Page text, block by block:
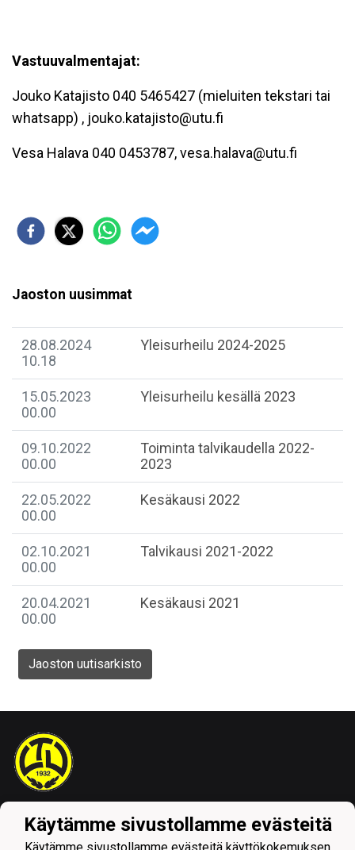
Vastuuvalmentajat:
Jouko Katajisto 040 5465427 (mieluiten tekstari tai
whatsapp) , jouko.katajisto@utu.fi
Vesa Halava 040 0453787, vesa.halava@utu.fi
Jaoston uusimmat
28.08.2024
10.18
Yleisurheilu 2024-2025
15.05.2023
00.00
Yleisurheilu kesällä 2023
09.10.2022
00.00
Toiminta talvikaudella 2022-
2023
22.05.2022
00.00
Kesäkausi 2022
02.10.2021
00.00
Talvikausi 2021-2022
20.04.2021
00.00
Kesäkausi 2021
Jaoston uutisarkisto
Tietosuojaseloste
Käytämme sivustollamme evästeitä
Käytämme sivustollamme evästeitä käyttökokemuksen